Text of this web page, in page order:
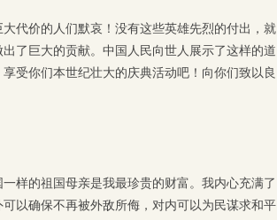
代价的人们默哀！没有这些英雄先烈的付出，就
了巨大的贡献。中国人民向世人展示了这样的道
受你们本世纪壮大的庆典活动吧！向你们致以良
样的祖国母亲是我最珍贵的财富。我内心充满了
以确保不再被外敌所侮，对内可以为民谋求和平